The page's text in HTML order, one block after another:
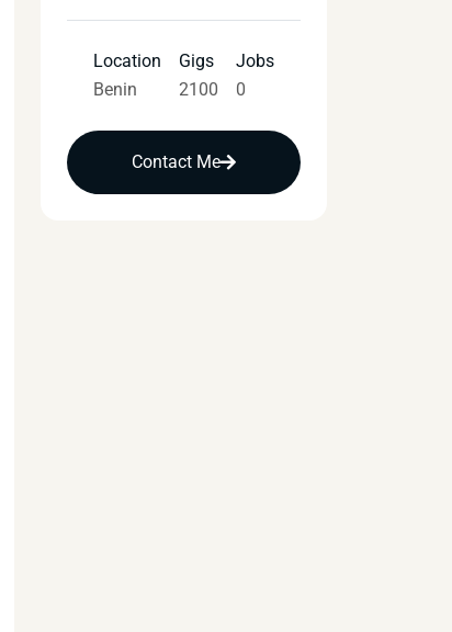
Location
Benin
Gigs
2100
Jobs
0
Contact Me